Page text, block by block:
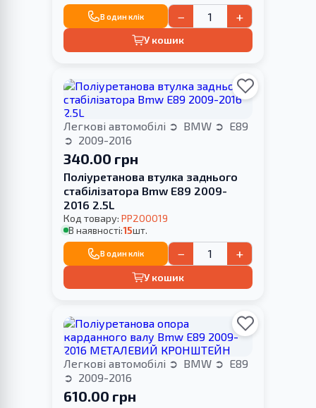
В один клік − +
У кошик
Легкові автомобілі BMW
E89
2009-2016
340.00 грн
Поліуретанова втулка заднього
стабілізатора Bmw E89 2009-
2016 2.5L
Код товару: PP200019
В наявності:15шт.
В один клік − +
У кошик
Легкові автомобілі BMW
E89
2009-2016
610.00 грн